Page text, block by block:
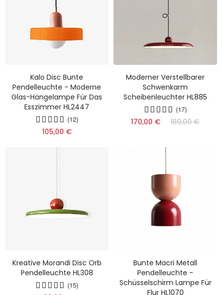
Kalo Disc Bunte
Pendelleuchte - Moderne
Glas-Hängelampe Für Das
Esszimmer HL2447
(12)
105,00 €
Moderner Verstellbarer
Schwenkarm
Scheibenleuchter HL885
(17)
170,00 € 189,00 €
Kreative Morandi Disc Orb
Pendelleuchte HL308
(15)
Bunte Macri Metall
Pendelleuchte -
Schüsselschirm Lampe Für
Flur HL1070